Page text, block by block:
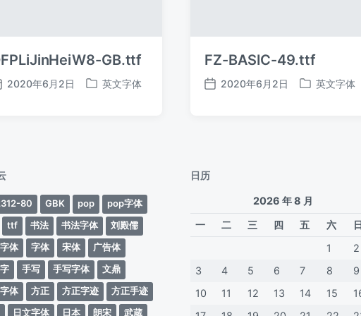
GB.ttf
2020年6月2日
发
英文字体
FZ-BASIC-49.ttf
发
2020年6月2日
发
英文字体
80 GBK pop
pop字体
ttf
书法 书法字体
刘殿儒
体
字体 宋体
广告体
手写 手写字体
文鼎
体
方正 方正字迹
方正手迹
日文字体 日本 朗宋 武蔵
日历
2026 年 8 月
一
二 三 四 五 六
日
1
2
3
4 5 6 7 8
9
10
11 12 13 14 15